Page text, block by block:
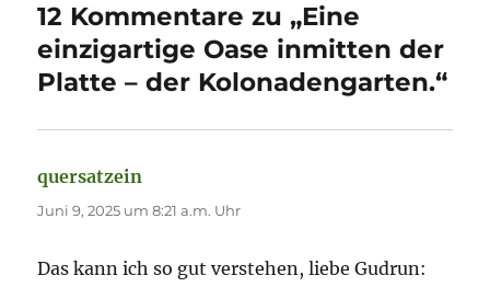
12 Kommentare zu „Eine
einzigartige Oase inmitten der
Platte – der Kolonadengarten.“
quersatzein
Juni 9, 2025 um 8:21 a.m. Uhr
Das kann ich so gut verstehen, liebe Gudrun: